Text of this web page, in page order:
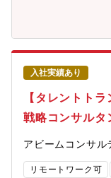
革・営業・マーケ
の営業・マーケティ
を活用した業務改革
課題となっている、
足といったテーマに
（変更の範囲）会社
る支援ができる当社
らず、企画?実行支
り、クライアントに
社会にインパクトを
まで専属のトレーナ
います。事業開発に
にインパクトを与え
出される確率は決し
業開発の成功にはゼ
や既存部門と折衝す
コストが必要となる
クライアント企業の
究開発してきた生成
業開発における新し
出、30,000件の事業
業絞り込みといった
となります。支援領
入社実績あり
【タレントト
戦略コンサルタ
アビームコンサル
リモートワーク可